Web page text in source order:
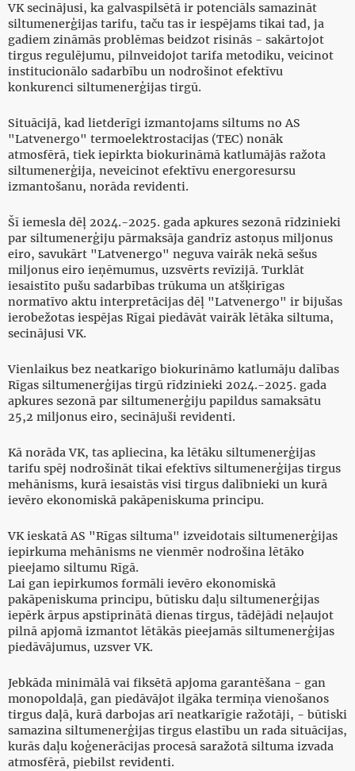
VK secinājusi, ka galvaspilsētā ir potenciāls samazināt
siltumenerģijas tarifu, taču tas ir iespējams tikai tad, ja
gadiem zināmās problēmas beidzot risinās - sakārtojot
tirgus regulējumu, pilnveidojot tarifa metodiku, veicinot
institucionālo sadarbību un nodrošinot efektīvu
konkurenci siltumenerģijas tirgū.
Situācijā, kad lietderīgi izmantojams siltums no AS
"Latvenergo" termoelektrostacijas (TEC) nonāk
atmosfērā, tiek iepirkta biokurināmā katlumājās ražota
siltumenerģija, neveicinot efektīvu energoresursu
izmantošanu, norāda revidenti.
Šī iemesla dēļ 2024.-2025. gada apkures sezonā rīdzinieki
par siltumenerģiju pārmaksāja gandrīz astoņus miljonus
eiro, savukārt "Latvenergo" neguva vairāk nekā sešus
miljonus eiro ieņēmumus, uzsvērts revīzijā. Turklāt
iesaistīto pušu sadarbības trūkuma un atšķirīgas
normatīvo aktu interpretācijas dēļ "Latvenergo" ir bijušas
ierobežotas iespējas Rīgai piedāvāt vairāk lētāka siltuma,
secinājusi VK.
Vienlaikus bez neatkarīgo biokurināmo katlumāju dalības
Rīgas siltumenerģijas tirgū rīdzinieki 2024.-2025. gada
apkures sezonā par siltumenerģiju papildus samaksātu
25,2 miljonus eiro, secinājuši revidenti.
Kā norāda VK, tas apliecina, ka lētāku siltumenerģijas
tarifu spēj nodrošināt tikai efektīvs siltumenerģijas tirgus
mehānisms, kurā iesaistās visi tirgus dalībnieki un kurā
ievēro ekonomiskā pakāpeniskuma principu.
VK ieskatā AS "Rīgas siltuma" izveidotais siltumenerģijas
iepirkuma mehānisms ne vienmēr nodrošina lētāko
pieejamo siltumu Rīgā.
Lai gan iepirkumos formāli ievēro ekonomiskā
pakāpeniskuma principu, būtisku daļu siltumenerģijas
iepērk ārpus apstiprinātā dienas tirgus, tādējādi neļaujot
pilnā apjomā izmantot lētākās pieejamās siltumenerģijas
piedāvājumus, uzsver VK.
Jebkāda minimālā vai fiksētā apjoma garantēšana - gan
monopoldaļā, gan piedāvājot ilgāka termiņa vienošanos
tirgus daļā, kurā darbojas arī neatkarīgie ražotāji, - būtiski
samazina siltumenerģijas tirgus elastību un rada situācijas,
kurās daļu koģenerācijas procesā saražotā siltuma izvada
atmosfērā, piebilst revidenti.